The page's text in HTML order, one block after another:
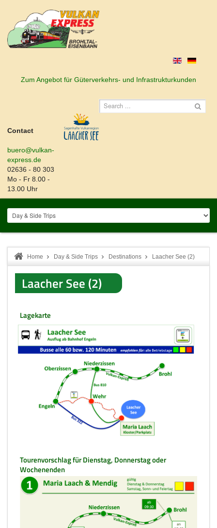
Zum Angebot für Güterverkehrs- und Infrastrukturkunden
Contact
buero@vulkan-
express.de
02636 - 80 303
Mo - Fr 8.00 -
13.00 Uhr
Home Day & Side Trips Destinations Laacher See (2)
Laacher See (2)
Lagekarte
Tourenvorschlag für Dienstag, Donnerstag oder
Wochenenden